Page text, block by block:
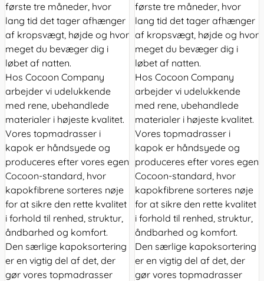
første tre måneder, hvor
lang tid det tager afhænger
af kropsvægt, højde og hvor
meget du bevæger dig i
løbet af natten.
Hos Cocoon Company
arbejder vi udelukkende
med rene, ubehandlede
materialer i højeste kvalitet.
Vores topmadrasser i
kapok er håndsyede og
produceres efter vores egen
Cocoon-standard, hvor
kapokfibrene sorteres nøje
for at sikre den rette kvalitet
i forhold til renhed, struktur,
åndbarhed og komfort.
Den særlige kapoksortering
er en vigtig del af det, der
gør vores topmadrasser
første tre måneder, hvor
lang tid det tager afhænger
af kropsvægt, højde og hvor
meget du bevæger dig i
løbet af natten.
Hos Cocoon Company
arbejder vi udelukkende
med rene, ubehandlede
materialer i højeste kvalitet.
Vores topmadrasser i
kapok er håndsyede og
produceres efter vores egen
Cocoon-standard, hvor
kapokfibrene sorteres nøje
for at sikre den rette kvalitet
i forhold til renhed, struktur,
åndbarhed og komfort.
Den særlige kapoksortering
er en vigtig del af det, der
gør vores topmadrasser